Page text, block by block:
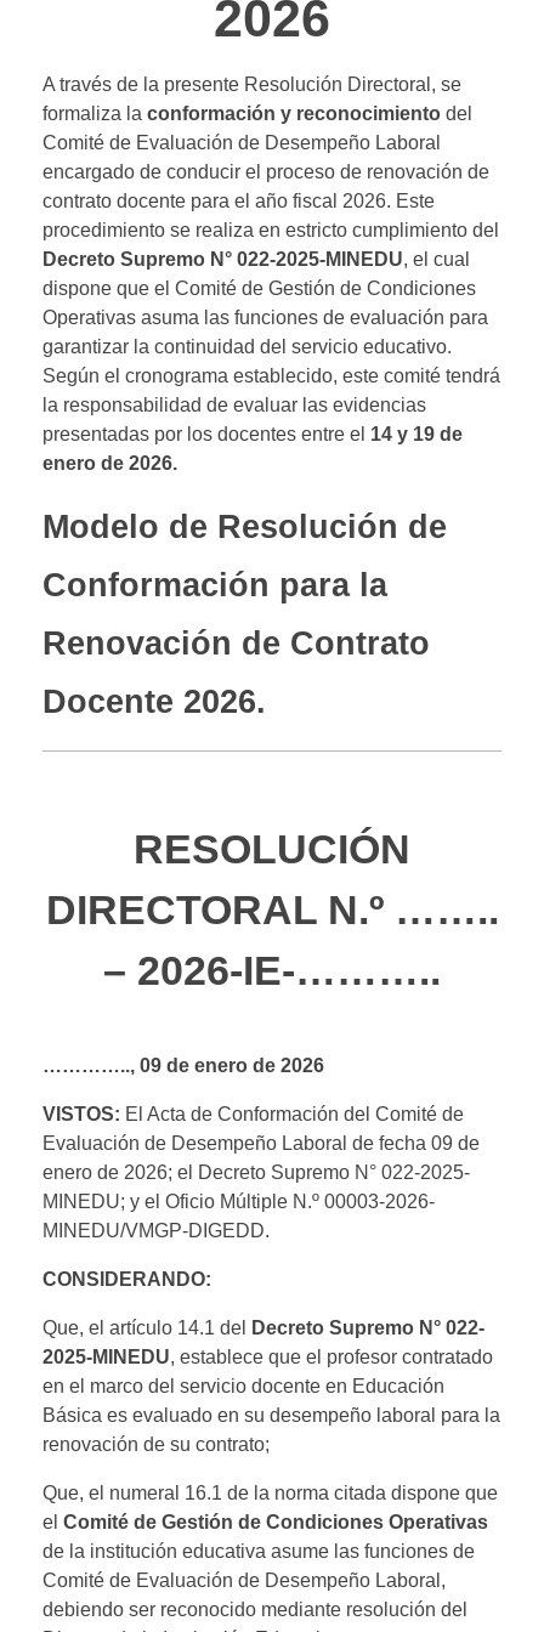
2026
A través de la presente Resolución Directoral, se
formaliza la conformación y reconocimiento del
Comité de Evaluación de Desempeño Laboral
encargado de conducir el proceso de renovación de
contrato docente para el año fiscal 2026. Este
procedimiento se realiza en estricto cumplimiento del
Decreto Supremo N° 022-2025-MINEDU, el cual
dispone que el Comité de Gestión de Condiciones
Operativas asuma las funciones de evaluación para
garantizar la continuidad del servicio educativo.
Según el cronograma establecido, este comité tendrá
la responsabilidad de evaluar las evidencias
presentadas por los docentes entre el 14 y 19 de
enero de 2026.
Modelo de Resolución de
Conformación para la
Renovación de Contrato
Docente 2026.
RESOLUCIÓN
DIRECTORAL N.º ……..
– 2026-IE-………..
………….., 09 de enero de 2026
VISTOS: El Acta de Conformación del Comité de
Evaluación de Desempeño Laboral de fecha 09 de
enero de 2026; el Decreto Supremo N° 022-2025-
MINEDU; y el Oficio Múltiple N.º 00003-2026-
MINEDU/VMGP-DIGEDD.
CONSIDERANDO:
Que, el artículo 14.1 del
Decreto Supremo N° 022-
2025-MINEDU, establece que el profesor contratado
en el marco del servicio docente en Educación
Básica es evaluado en su desempeño laboral para la
renovación de su contrato;
Que, el numeral 16.1 de la norma citada dispone que
el Comité de Gestión de Condiciones Operativas
de la institución educativa asume las funciones de
Comité de Evaluación de Desempeño Laboral,
debiendo ser reconocido mediante resolución del